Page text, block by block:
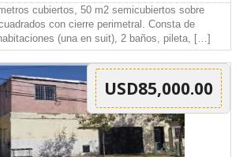
cubiertos, 50 m2 semicubiertos sobre
con cierre perimetral. Consta de
(una en suit), 2 baños, pileta, […]
USD85,000.00